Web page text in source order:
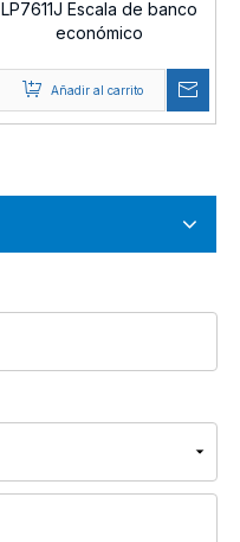
LP7611J Escala de banco
económico
Añadir al carrito